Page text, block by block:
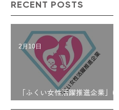
RECENT POSTS
「ふくい女性活躍推進企業」に
2月10日